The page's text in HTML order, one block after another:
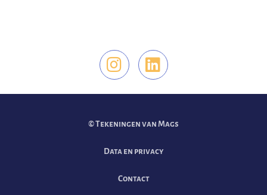
Vind ons op
Vind ons op
© Tekeningen van Mags
Data en privacy
Contact